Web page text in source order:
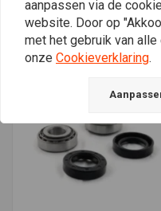
aanpassen via de
website. Door op
met het gebruik van
onze Cookieverklaring.